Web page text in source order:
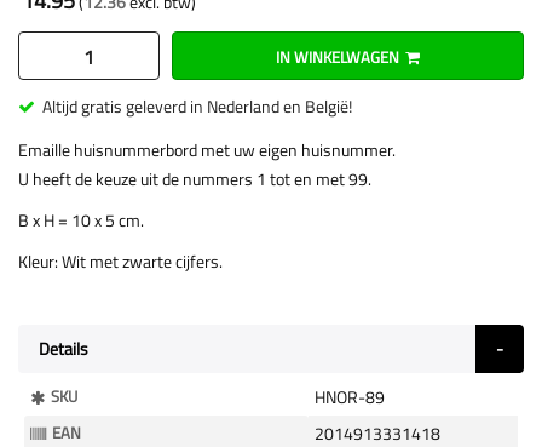
IN WINKELWAGEN
Altijd gratis geleverd in Nederland en België!
Emaille huisnummerbord met uw eigen huisnummer.
U heeft de keuze uit de nummers 1 tot en met 99.
B x H = 10 x 5 cm.
Kleur: Wit met zwarte cijfers.
Details
Meer
Informatie
SKU HNOR-89
EAN 2014913331418